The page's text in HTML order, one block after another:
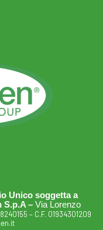
Unico soggetta a
S.p.A – Via Lorenzo
– C.F. 01934301209